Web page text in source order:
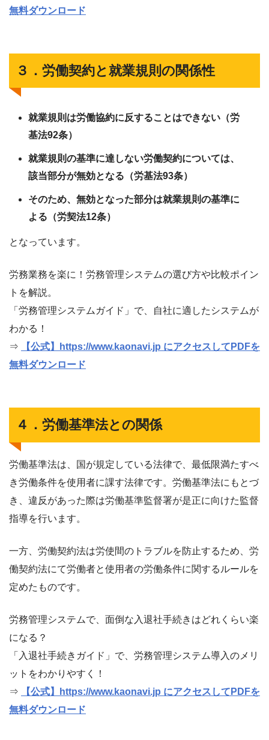
無料ダウンロード
３．労働契約と就業規則の関係性
就業規則は労働協約に反することはできない（労
基法92条）
就業規則の基準に達しない労働契約については、
該当部分が無効となる（労基法93条）
そのため、無効となった部分は就業規則の基準に
よる（労契法12条）
となっています。
労務業務を楽に！労務管理システムの選び方や比較ポイン
トを解説。
「労務管理システムガイド」で、自社に適したシステムが
わかる！
⇒
【公式】https://www.kaonavi.jp にアクセスしてPDFを
無料ダウンロード
４．労働基準法との関係
労働基準法は、国が規定している法律で、最低限満たすべ
き労働条件を使用者に課す法律です。労働基準法にもとづ
き、違反があった際は労働基準監督署が是正に向けた監督
指導を行います。
一方、労働契約法は労使間のトラブルを防止するため、労
働契約法にて労働者と使用者の労働条件に関するルールを
定めたものです。
労務管理システムで、面倒な入退社手続きはどれくらい楽
になる？
「入退社手続きガイド」で、労務管理システム導入のメリ
ットをわかりやすく！
⇒
【公式】https://www.kaonavi.jp にアクセスしてPDFを
無料ダウンロード